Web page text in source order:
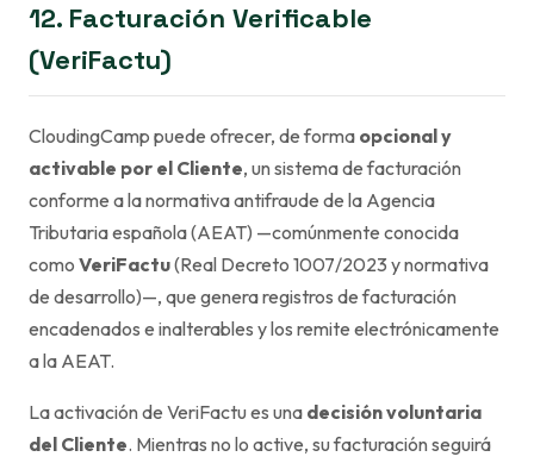
12. Facturación Verificable
(VeriFactu)
CloudingCamp puede ofrecer, de forma opcional y
activable por el Cliente, un sistema de facturación
conforme a la normativa antifraude de la Agencia
Tributaria española (AEAT) —comúnmente conocida
como VeriFactu(Real Decreto 1007/2023 y normativa
de desarrollo)—, que genera registros de facturación
encadenados e inalterables y los remite electrónicamente
a la AEAT.
La activación de VeriFactu es una decisión voluntaria
del Cliente. Mientras no lo active, su facturación seguirá